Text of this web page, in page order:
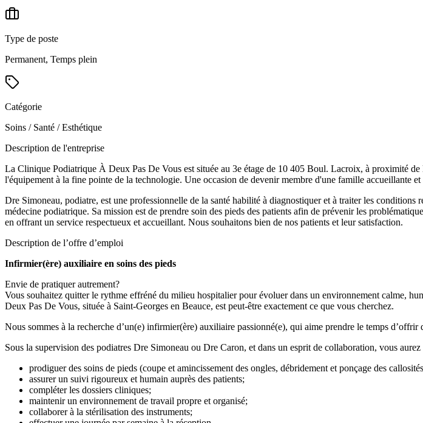
Type de poste
Permanent, Temps plein
Catégorie
Soins / Santé / Esthétique
Description de l'entreprise
La Clinique Podiatrique À Deux Pas De Vous est située au 3e étage de 10 405 Boul. Lacroix, à proximité
l'équipement à la fine pointe de la technologie. Une occasion de devenir membre d'une famille accueillante et
Dre Simoneau, podiatre, est une professionnelle de la santé habilité à diagnostiquer et à traiter les
médecine podiatrique. Sa mission est de prendre soin des pieds des patients afin de prévenir les
en offrant un service respectueux et accueillant. Nous souhaitons bien de nos patients et leur satisfaction.
Description de l’offre d’emploi
Infirmier(ère) auxiliaire en soins des pieds
Envie de pratiquer autrement?
Vous souhaitez quitter le rythme effréné du milieu hospitalier pour évoluer dans un environnement calme,
Deux Pas De Vous, située à Saint-Georges en Beauce, est peut-être exactement ce que vous cherchez.
Nous sommes à la recherche d’un(e) infirmier(ère) auxiliaire passionné(e), qui aime prendre le temps
Sous la supervision des podiatres Dre Simoneau ou Dre Caron, et dans un esprit de collaboration, vous aurez
prodiguer des soins de pieds (coupe et amincissement des ongles, débridement et ponçage des
assurer un suivi rigoureux et humain auprès des patients;
compléter les dossiers cliniques;
maintenir un environnement de travail propre et organisé;
collaborer à la stérilisation des instruments;